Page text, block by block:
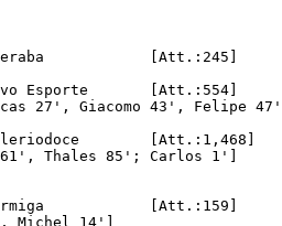
27', Giacomo 43', Felipe
Thales 85'; Carlos 1']
Michel 14']